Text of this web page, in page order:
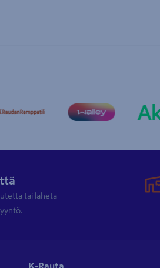
tai lähetä
K-Rauta